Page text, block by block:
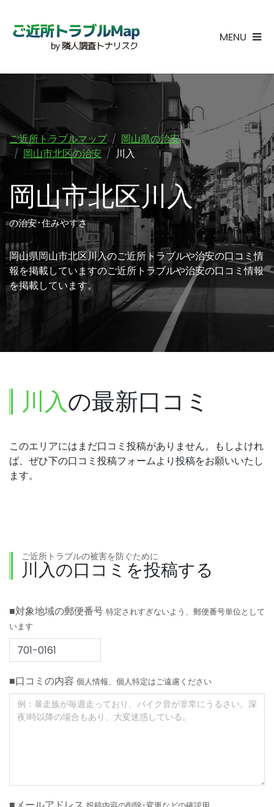
MENU
ご近所トラブルマップ
岡山県の治安
岡山市北区の治安
川入
岡山市北区川入
の治安･住みやすさ
岡山県岡山市北区川入のご近所トラブルや治安の口コミ情
報を掲載していますのご近所トラブルや治安の口コミ情報
を掲載しています。
川入の最新口コミ
このエリアにはまだ口コミ投稿がありません。もしよけれ
ば、ぜひ下の口コミ投稿フォームより投稿をお願いいたし
ます。
ご近所トラブルの被害を防ぐために
川入の口コミを投稿する
■対象地域の郵便番号 特定されすぎないよう、郵便番号単位として
います
■口コミの内容 個人情報、個人特定はご遠慮ください